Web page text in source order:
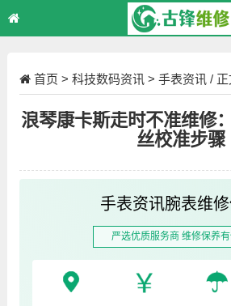
首页 > 科技数码资讯 > 手表资讯 / 正
浪琴康卡斯走时不准维修
丝校准步骤
手表资讯腕表维
严选优质服务商 维修保养